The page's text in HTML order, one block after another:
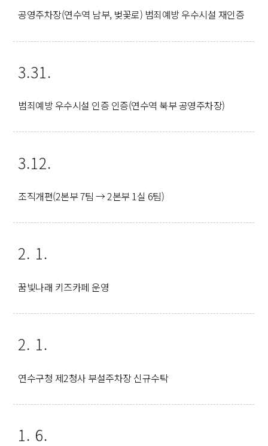
공영주차장(연수역 남부, 벚꽃로) 범죄예방 우수시설 재인증
3.31.
범죄예방 우수시설 인증 인증(연수역 북부 공영주차장)
3.12.
조직개편(2본부 7팀 → 2본부 1실 6팀)
2. 1.
꿈빛나래 키즈카페 운영
2. 1.
연수구청 제2청사 부설주차장 신규수탁
1. 6.